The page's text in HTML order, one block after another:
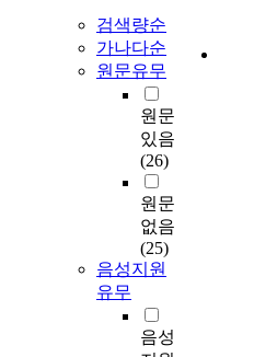
검색량순
가나다순
원문유무
원문
있음
(26)
원문
없음
(25)
음성지원
유무
음성